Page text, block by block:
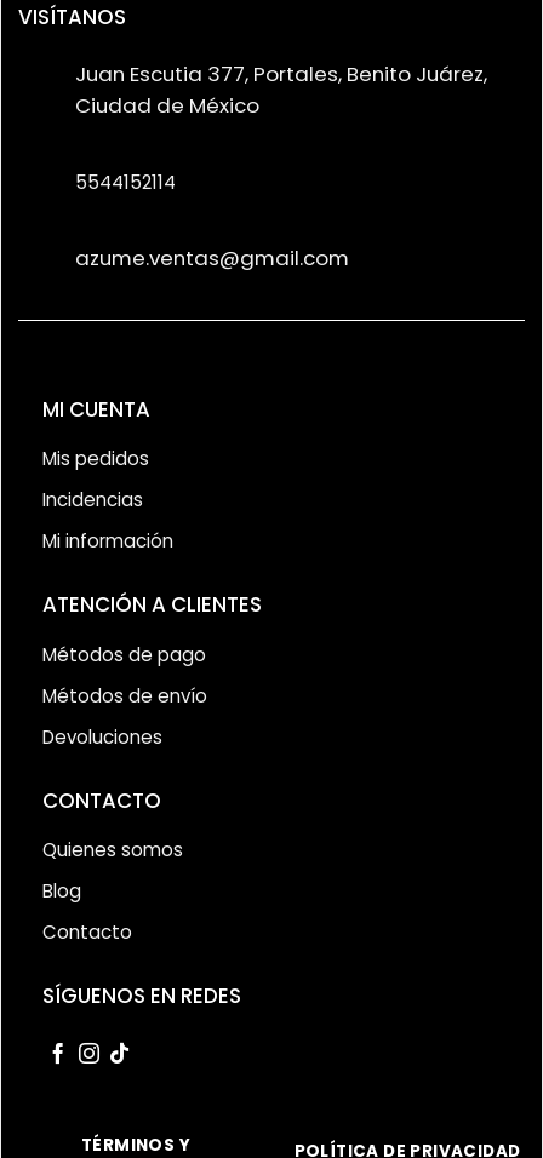
VISÍTANOS
Juan Escutia 377, Portales, Benito Juárez,
Ciudad de México
5544152114
azume.ventas@gmail.com
MI CUENTA
Mis pedidos
Incidencias
Mi información
ATENCIÓN A CLIENTES
Métodos de pago
Métodos de envío
Devoluciones
CONTACTO
Quienes somos
Blog
Contacto
SÍGUENOS EN REDES
TÉRMINOS Y POLÍTICA DE PRIVACIDAD